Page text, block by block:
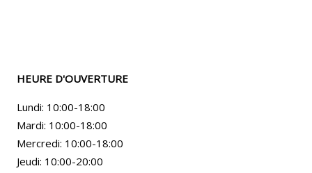
HEURE D'OUVERTURE
Lundi: 10:00-18:00
Mardi: 10:00-18:00
Mercredi: 10:00-18:00
Jeudi: 10:00-20:00